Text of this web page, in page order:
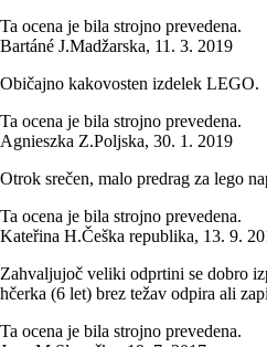
Ta ocena je bila strojno prevedena.
Bartáné J.Madžarska, 11. 3. 2019
Običajno kakovosten izdelek LEGO.
Ta ocena je bila strojno prevedena.
Agnieszka Z.Poljska, 30. 1. 2019
Otrok srečen, malo predrag za lego
Ta ocena je bila strojno prevedena.
Kateřina H.Češka republika, 13. 9.
Zahvaljujoč veliki odprtini se dobro
hčerka (6 let) brez težav odpira ali
Ta ocena je bila strojno prevedena.